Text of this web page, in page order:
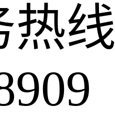
热线